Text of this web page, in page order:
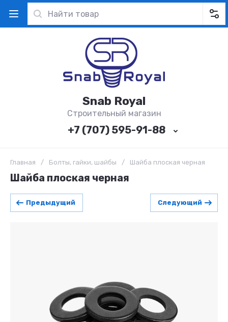
Snab Royal
Строительный магазин
+7 (707) 595-91-88
Главная / Болты, гайки, шайбы / Шайба плоская черная
Шайба плоская черная
Предыдущий Следующий